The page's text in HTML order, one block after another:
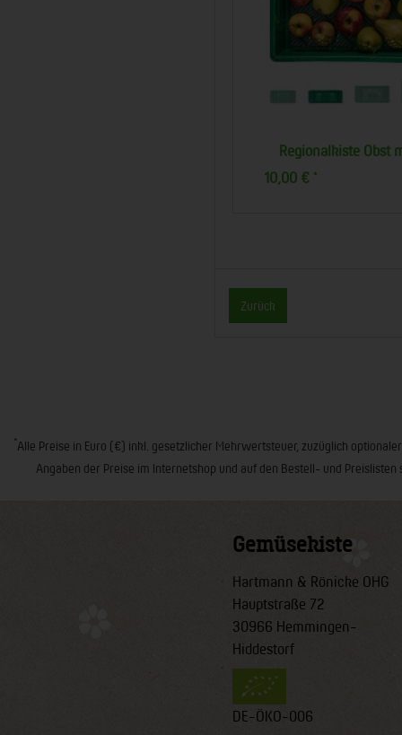
Zurück
*Alle Preise in Euro (€) inkl. gesetzlicher Mehrwertsteuer, zuzüglich
Angaben der Preise im Internetshop und auf den Bestell- und
Gemüsekiste
Hartmann & Rönicke OHG
Hauptstraße 72
30966 Hemmingen-
Hiddestorf
DE-ÖKO-006